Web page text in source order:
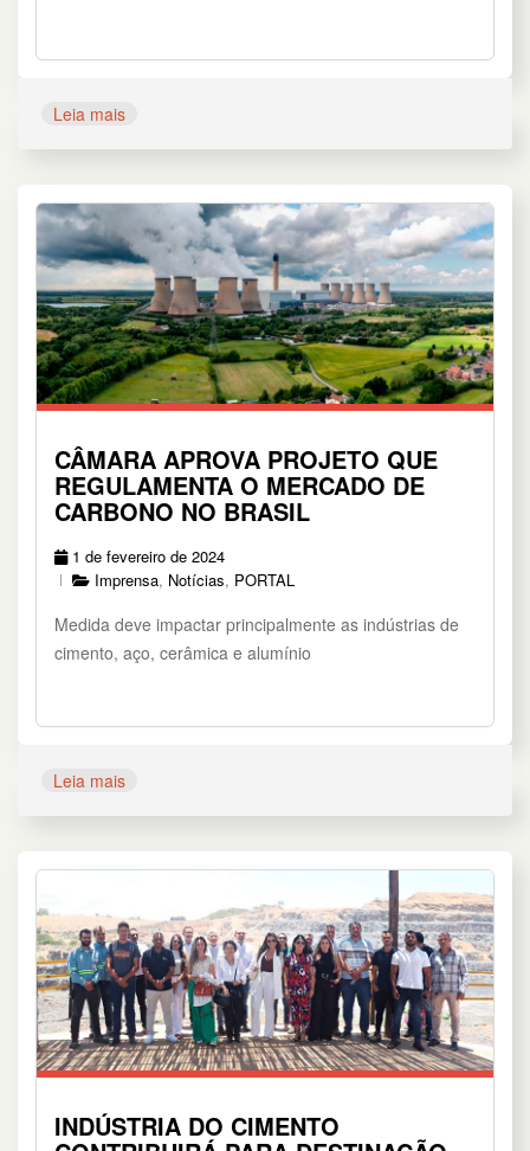
Leia mais
CÂMARA APROVA PROJETO QUE
REGULAMENTA O MERCADO DE
CARBONO NO BRASIL
1 de fevereiro de 2024
Imprensa, Notícias, PORTAL
Medida deve impactar principalmente as indústrias de
cimento, aço, cerâmica e alumínio
Leia mais
INDÚSTRIA DO CIMENTO